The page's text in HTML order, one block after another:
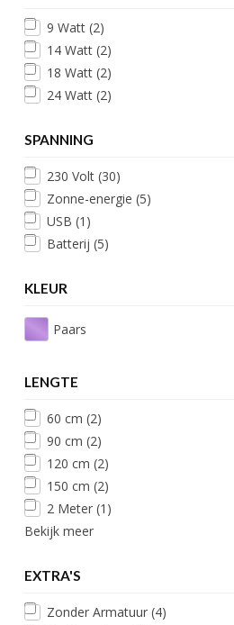
9 Watt (2)
14 Watt (2)
18 Watt (2)
24 Watt (2)
SPANNING
230 Volt (30)
Zonne-energie (5)
USB (1)
Batterij (5)
KLEUR
Paars
LENGTE
60 cm (2)
90 cm (2)
120 cm (2)
150 cm (2)
2 Meter (1)
Bekijk meer
EXTRA'S
Zonder Armatuur (4)